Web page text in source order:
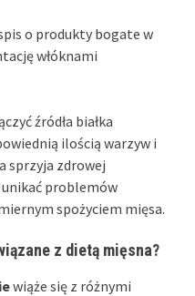
o produkty bogate w
włóknami
źródła białka
ilością warzyw i
sprzyja zdrowej
problemów
spożyciem mięsa.
z dietą mięsna?
wiąże się z różnymi